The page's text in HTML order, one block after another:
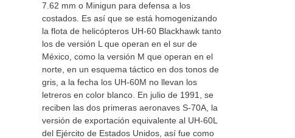
7.62 mm o Minigun para defensa a los
costados. Es así que se está homogenizando
la flota de helicópteros UH-60 Blackhawk tanto
los de versión L que operan en el sur de
México, como la versión M que operan en el
norte, en un esquema táctico en dos tonos de
gris, a la fecha los UH-60M no llevan los
letreros en color blanco. En julio de 1991, se
reciben las dos primeras aeronaves S-70A, la
versión de exportación equivalente al UH-60L
del Ejército de Estados Unidos, así fue como